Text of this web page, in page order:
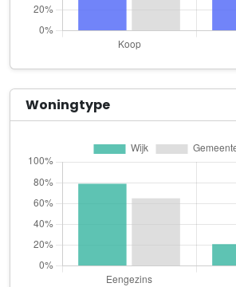
Zandweg 103
Cheriakova Holding B.V.
DOMINO
Zandweg 128
Guido Bleijlevens B.V.
Ruth Firststraat 3
Huisarts Waarnemer Campman
JS Investments
Zandweg 2
Woningtype